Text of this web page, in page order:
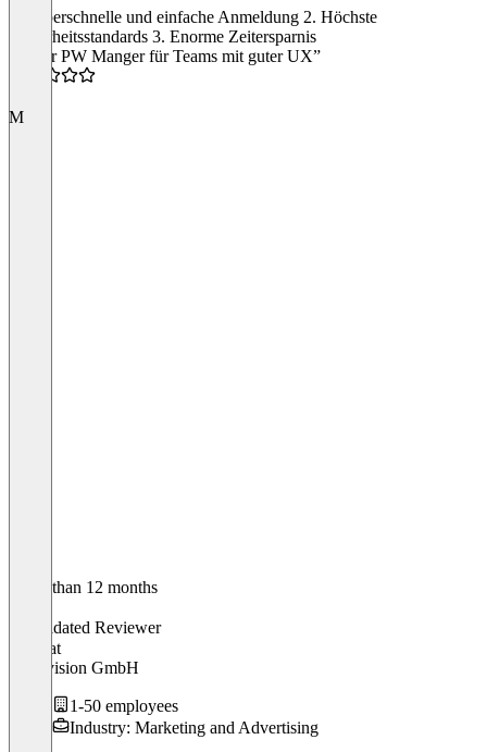
1. Superschnelle und einfache Anmeldung 2. Höchste
Sicherheitsstandards 3. Enorme Zeitersparnis
“Super PW Manger für Teams mit guter UX”
M
Older than 12 months
Validated Reviewer
at
cube vision GmbH
1-50 employees
Industry: Marketing and Advertising